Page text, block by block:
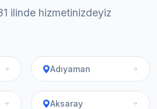
ilinde hizmetinizdeyiz
Adıyaman
Aksaray